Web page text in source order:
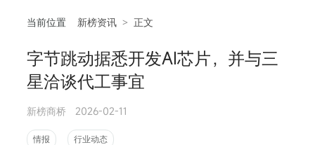
当前位置 新榜资讯 > 正文
字节跳动据悉开发AI芯片，并与三
星洽谈代工事宜
新榜商桥 2026-02-11
情报 行业动态